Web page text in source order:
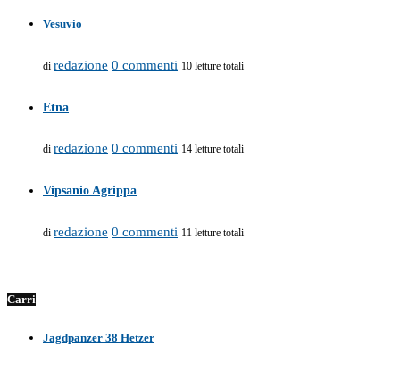
Vesuvio
di redazione 0 commenti 10 letture totali
Etna
di redazione 0 commenti 14 letture totali
Vipsanio Agrippa
di redazione 0 commenti 11 letture totali
Carri
Jagdpanzer 38 Hetzer